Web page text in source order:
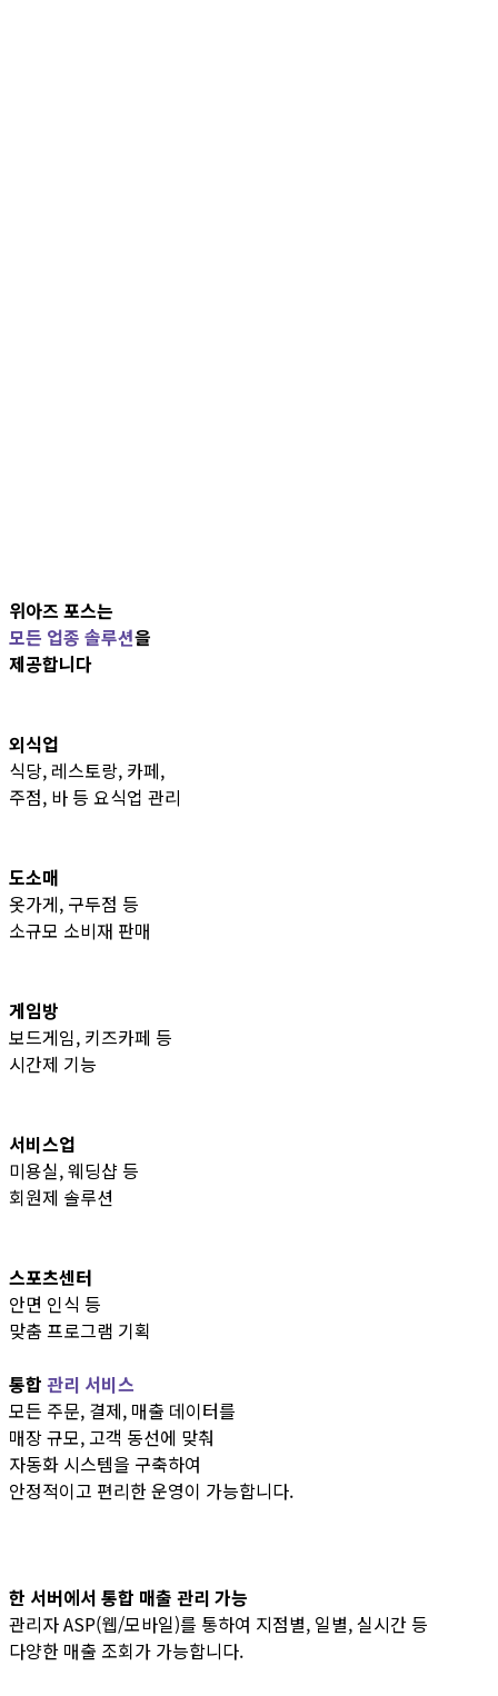
위아즈 포스는
모든 업종 솔루션을
제공합니다
외식업
식당, 레스토랑, 카페,
주점, 바 등 요식업 관리
도소매
옷가게, 구두점 등
소규모 소비재 판매
게임방
보드게임, 키즈카페 등
시간제 기능
서비스업
미용실, 웨딩샵 등
회원제 솔루션
스포츠센터
안면 인식 등
맞춤 프로그램 기획
통합 관리 서비스
모든 주문, 결제, 매출 데이터를
매장 규모, 고객 동선에 맞춰
자동화 시스템을 구축하여
안정적이고 편리한 운영이 가능합니다.
한 서버에서 통합 매출 관리 가능
관리자 ASP(웹/모바일)를 통하여 지점별, 일별, 실시간 등
다양한 매출 조회가 가능합니다.